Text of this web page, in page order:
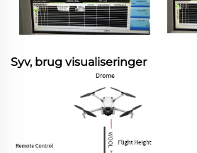
Syv, brug visualiseringer